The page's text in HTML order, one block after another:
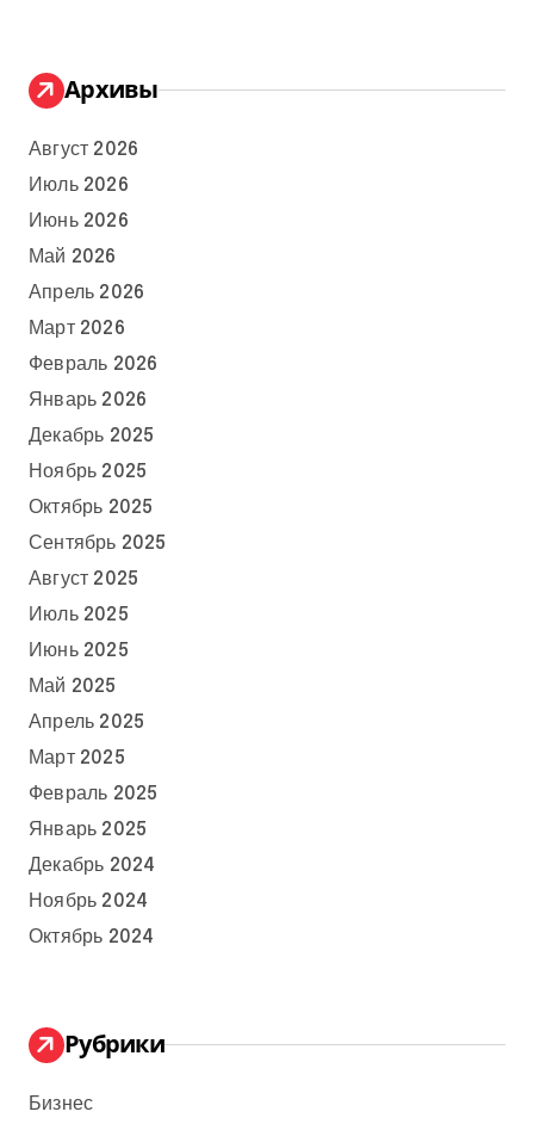
Архивы
Август 2026
Июль 2026
Июнь 2026
Май 2026
Апрель 2026
Март 2026
Февраль 2026
Январь 2026
Декабрь 2025
Ноябрь 2025
Октябрь 2025
Сентябрь 2025
Август 2025
Июль 2025
Июнь 2025
Май 2025
Апрель 2025
Март 2025
Февраль 2025
Январь 2025
Декабрь 2024
Ноябрь 2024
Октябрь 2024
Рубрики
Бизнес